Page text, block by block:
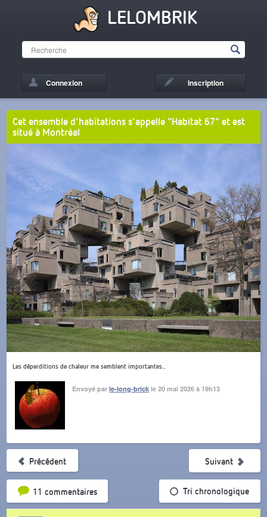
LELOMBRIK
Connexion Inscription
Cet ensemble d'habitations s'appelle "Habitat 67" et est
situé à Montréal
Les déperditions de chaleur me semblent importantes...
Envoyé parle-long-brick le 20 mai 2026 à 19h13
Précédent
11 commentairesTri par popularité Tri chronologique
Suivant